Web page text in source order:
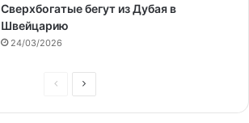
Сверхбогатые бегут из Дубая в
Швейцарию
24/03/2026
Предыдущая
Следующая